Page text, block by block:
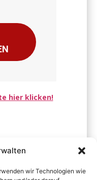
wir Technologien wie
hier klicken!